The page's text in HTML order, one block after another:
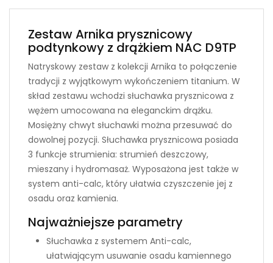
Zestaw Arnika prysznicowy
podtynkowy z drążkiem NAC D9TP
Natryskowy zestaw z kolekcji Arnika to połączenie
tradycji z wyjątkowym wykończeniem titanium. W
skład zestawu wchodzi słuchawka prysznicowa z
wężem umocowana na eleganckim drążku.
Mosiężny chwyt słuchawki można przesuwać do
dowolnej pozycji. Słuchawka prysznicowa posiada
3 funkcje strumienia: strumień deszczowy,
mieszany i hydromasaż. Wyposażona jest także w
system anti-calc, który ułatwia czyszczenie jej z
osadu oraz kamienia.
Najważniejsze parametry
Słuchawka z systemem Anti-calc,
ułatwiającym usuwanie osadu kamiennego